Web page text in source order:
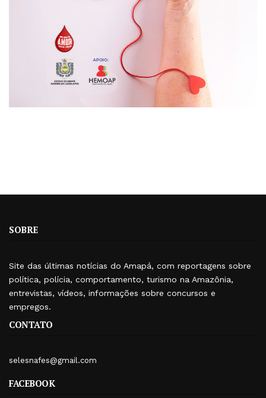
SOBRE
Site das últimas notícias do Amapá, com reportagens sobre
política, polícia, comportamento, turismo na Amazônia,
entrevistas, vídeos, informações sobre concursos e
empregos.
CONTATO
selesnafes@gmail.com
FACEBOOK